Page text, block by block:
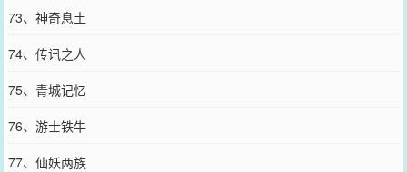
73、神奇息土
74、传讯之人
75、青城记忆
76、游士铁牛
77、仙妖两族